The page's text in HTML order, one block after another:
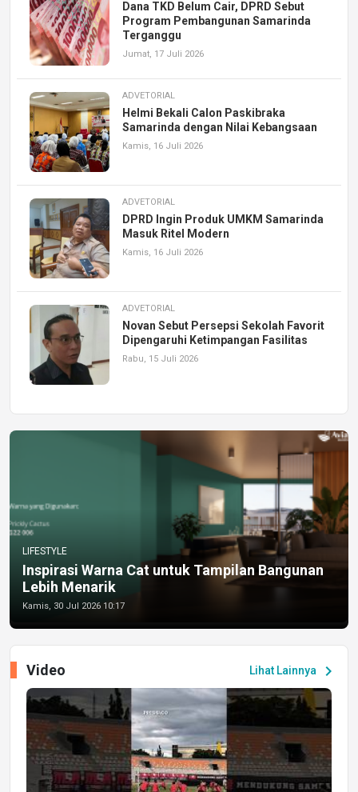
Dana TKD Belum Cair, DPRD Sebut
Program Pembangunan Samarinda
Terganggu
Jumat, 17 Juli 2026
ADVETORIAL
Helmi Bekali Calon Paskibraka
Samarinda dengan Nilai Kebangsaan
Kamis, 16 Juli 2026
ADVETORIAL
DPRD Ingin Produk UMKM Samarinda
Masuk Ritel Modern
Kamis, 16 Juli 2026
ADVETORIAL
Novan Sebut Persepsi Sekolah Favorit
Dipengaruhi Ketimpangan Fasilitas
Rabu, 15 Juli 2026
LIFESTYLE
Inspirasi Warna Cat untuk Tampilan Bangunan
Lebih Menarik
Kamis, 30 Jul 2026 10:17
Lihat Lainnya chevron_right
Video